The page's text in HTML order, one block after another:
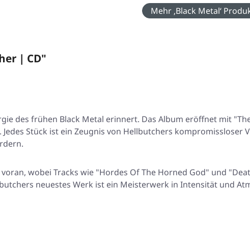
Mehr ‚Black Metal‘
| CD"
des frühen Black Metal erinnert. Das Album eröffnet mit
Stück ist ein Zeugnis von Hellbutchers kompromissloser
wobei Tracks wie "Hordes Of The Horned God" und
neuestes Werk ist ein Meisterwerk in Intensität und